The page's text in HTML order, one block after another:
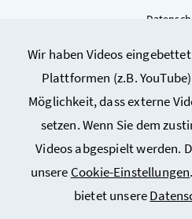
Wir haben Videos
Plattformen (z.B.
Möglichkeit, dass externe
setzen. Wenn Sie dem
Videos abgespielt werden.
unsere Cookie-Einstellungen
bietet unsere
Cookie-